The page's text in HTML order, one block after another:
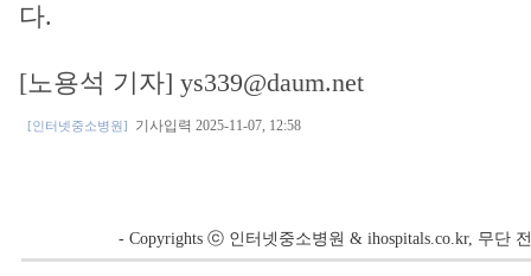
다.
[노용석 기자] ys339@daum.net
[인터넷중소병원] 기사입력 2025-11-07, 12:58
- Copyrights ⓒ 인터넷중소병원 & ihospitals.co.kr, 무단